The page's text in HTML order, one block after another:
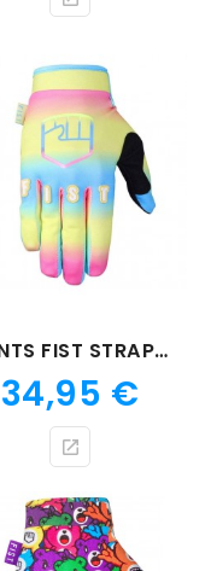
GANTS FIST STRAPPED FADED
Prix
34,95 €